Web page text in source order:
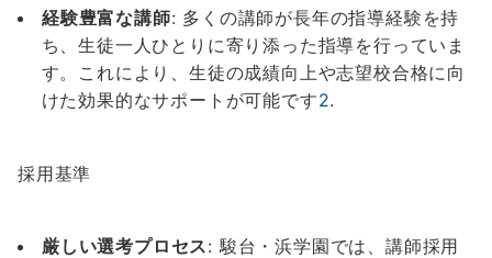
経験豊富な講師: 多くの講師が長年の指導経験を持
ち、生徒一人ひとりに寄り添った指導を行っていま
す。これにより、生徒の成績向上や志望校合格に向
けた効果的なサポートが可能です2.
採用基準
厳しい選考プロセス: 駿台・浜学園では、講師採用